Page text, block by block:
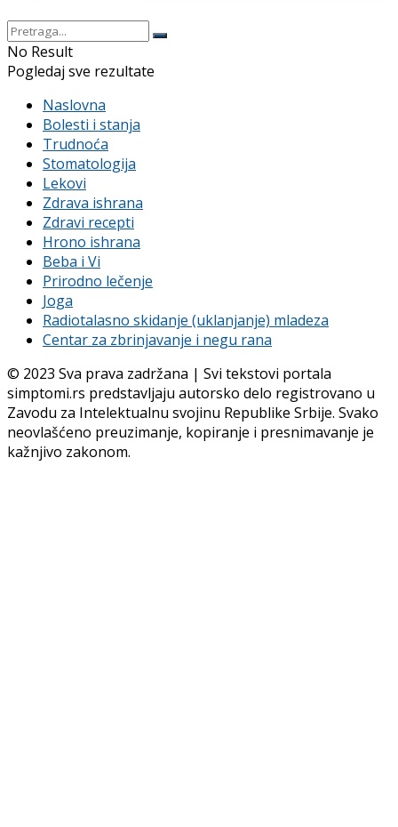
No Result
Pogledaj sve rezultate
Naslovna
Bolesti i stanja
Trudnoća
Stomatologija
Lekovi
Zdrava ishrana
Zdravi recepti
Hrono ishrana
Beba i Vi
Prirodno lečenje
Joga
Radiotalasno skidanje (uklanjanje) mladeza
Centar za zbrinjavanje i negu rana
© 2023 Sva prava zadržana | Svi tekstovi portala
simptomi.rs predstavljaju autorsko delo registrovano u
Zavodu za Intelektualnu svojinu Republike Srbije. Svako
neovlašćeno preuzimanje, kopiranje i presnimavanje je
kažnjivo zakonom.